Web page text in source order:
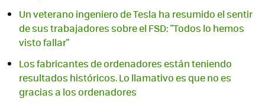
Un veterano ingeniero de Tesla ha resumido el sentir
de sus trabajadores sobre el FSD: "Todos lo hemos
visto fallar"
Los fabricantes de ordenadores están teniendo
resultados históricos. Lo llamativo es que no es
gracias a los ordenadores